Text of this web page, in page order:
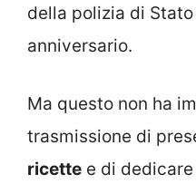
della polizia di Stato
anniversario.
Ma questo non ha
trasmissione di
ricette e di